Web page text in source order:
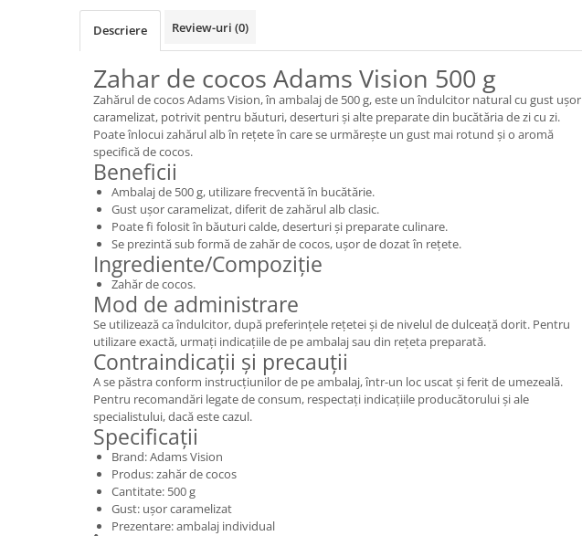
Descriere Review-uri (0)
Zahar de cocos Adams Vision 500 g
Zahărul de cocos Adams Vision, în ambalaj de 500 g, este un îndulcitor natural cu gust ușor
caramelizat, potrivit pentru băuturi, deserturi și alte preparate din bucătăria de zi cu zi.
Poate înlocui zahărul alb în rețete în care se urmărește un gust mai rotund și o aromă
specifică de cocos.
Beneficii
Ambalaj de 500 g, utilizare frecventă în bucătărie.
Gust ușor caramelizat, diferit de zahărul alb clasic.
Poate fi folosit în băuturi calde, deserturi și preparate culinare.
Se prezintă sub formă de zahăr de cocos, ușor de dozat în rețete.
Ingrediente/Compoziție
Zahăr de cocos.
Mod de administrare
Se utilizează ca îndulcitor, după preferințele rețetei și de nivelul de dulceață dorit. Pentru
utilizare exactă, urmați indicațiile de pe ambalaj sau din rețeta preparată.
Contraindicații și precauții
A se păstra conform instrucțiunilor de pe ambalaj, într-un loc uscat și ferit de umezeală.
Pentru recomandări legate de consum, respectați indicațiile producătorului și ale
specialistului, dacă este cazul.
Specificații
Brand: Adams Vision
Produs: zahăr de cocos
Cantitate: 500 g
Gust: ușor caramelizat
Prezentare: ambalaj individual